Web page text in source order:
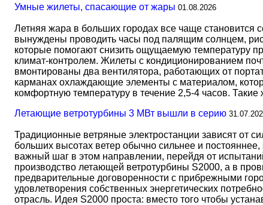
Умные жилеты, спасающие от жары 01.08.2026
Летняя жара в больших городах все чаще
вынуждены проводить часы под палящим солнцем,
которые помогают снизить ощущаемую температуру
климат-контролем. Жилеты с кондиционированием
вмонтированы два вентилятора, работающих от
карманах охлаждающие элементы с материалом,
комфортную температуру в течение 2,5-4 часов. Такие
Летающие ветротурбины 3 МВт вышли в серию
Традиционные ветряные электростанции зависят от
больших высотах ветер обычно сильнее и
важный шаг в этом направлении, перейдя от
производство летающей ветротурбины S2000, а в
предварительные договоренности с прибрежными
удовлетворения собственных энергетических
отрасль. Идея S2000 проста: вместо того чтобы